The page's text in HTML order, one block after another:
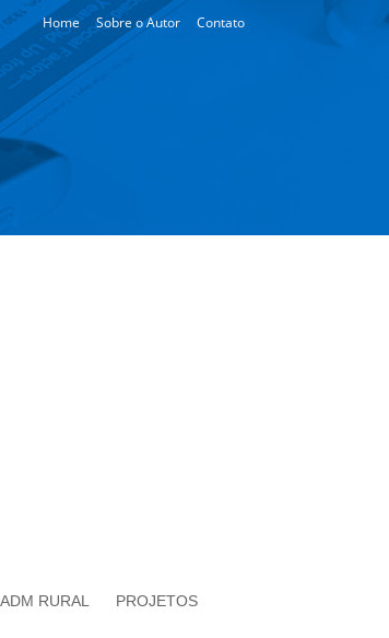
Home Sobre o Autor Contato
ADM RURAL PROJETOS